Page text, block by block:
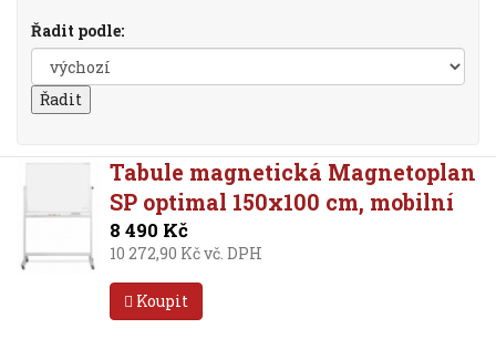
Řadit podle:
Tabule magnetická Magnetoplan
SP optimal 150x100 cm, mobilní
8 490 Kč
10 272,90 Kč vč. DPH
Koupit